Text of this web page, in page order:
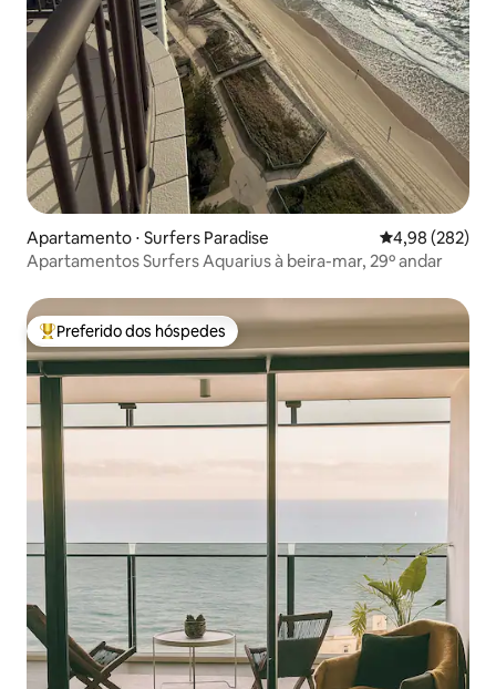
Apartamento ⋅ Surfers Paradise 4,98 de uma
4,98 (282)
Apartamentos Surfers Aquarius à beira-mar, 29º andar
Entre os melhores preferidos dos hóspedes
Preferido dos hóspedes